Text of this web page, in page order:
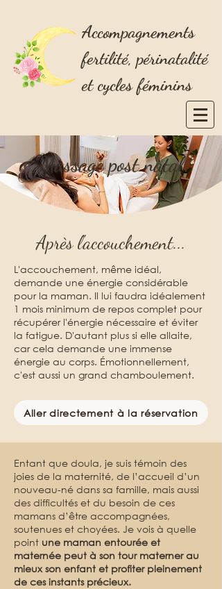
Accompagnements
fertilité, périnatalité
et cycles féminins
Massage post natal
Après l'accouchement...
L'accouchement, même idéal,
demande une énergie considérable
pour la maman. Il lui faudra idéalement
1 mois minimum de repos complet pour
récupérer l'énergie nécessaire et éviter
la fatigue. D'autant plus si elle allaite,
car cela demande une immense
énergie au corps. Émotionnellement,
c'est aussi un grand chamboulement.
Aller directement à la réservation
Entant que doula, je suis témoin des
joies de la maternité, de l’accueil d’un
nouveau-né dans sa famille, mais aussi
des difficultés et du besoin de ces
mamans d’être accompagnées,
soutenues et choyées. Je vois à quelle
point une maman entourée et
maternée peut à son tour materner au
mieux son enfant et profiter pleinement
de ces instants précieux.